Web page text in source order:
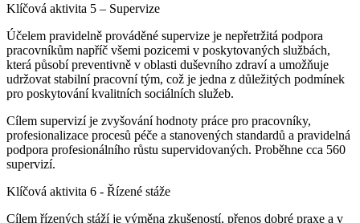
Klíčová aktivita 5 – Supervize
Účelem pravidelně prováděné supervize je nepřetržitá podpora
pracovníkům napříč všemi pozicemi v poskytovaných službách,
která působí preventivně v oblasti duševního zdraví a umožňuje
udržovat stabilní pracovní tým, což je jedna z důležitých podmínek
pro poskytování kvalitních sociálních služeb.
Cílem supervizí je zvyšování hodnoty práce pro pracovníky,
profesionalizace procesů péče a stanovených standardů a pravidelná
podpora profesionálního růstu supervidovaných. Proběhne cca 560
supervizí.
Klíčová aktivita 6 - Řízené stáže
Cílem řízených stáží je výměna zkušeností, přenos dobré praxe a v